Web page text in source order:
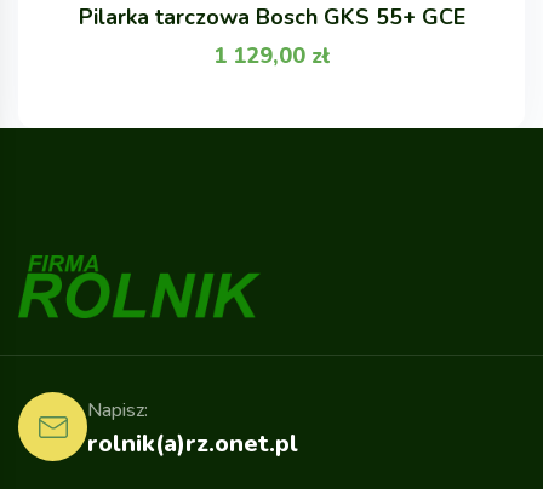
Pilarka tarczowa Bosch GKS 55+ GCE
1 129,00 zł
rolnik(a)rz.onet.pl
Napisz: